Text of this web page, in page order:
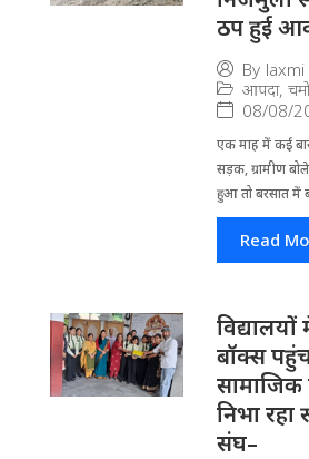
ठप हुई
By
आपदा,
08/08/
एक माह में कई
सड़क, ग्रामीण
हुआ तो बरसात में
Read
बॉक्स
सामाजिक
निभा रहा
संघ–